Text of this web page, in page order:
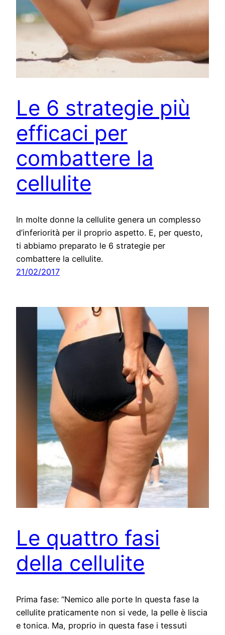
Le 6 strategie più
efficaci per
combattere la
cellulite
In molte donne la cellulite genera un complesso
d’inferiorità per il proprio aspetto. E, per questo,
ti abbiamo preparato le 6 strategie per
combattere la cellulite.
21/02/2017
Le quattro fasi
della cellulite
Prima fase: “Nemico alle porte In questa fase la
cellulite praticamente non si vede, la pelle è liscia
e tonica. Ma, proprio in questa fase i tessuti